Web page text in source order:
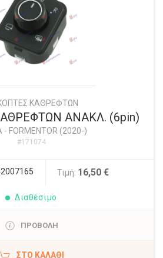
ΚΑΘΡΕΦΤΩΝ
ΑΝΑΚΛ. (6pin)
- FORMENTOR (2020-)
#171074
Τιμή: 16,50 €
Διαθέσιμο
ΠΡΟΒΟΛΗ
ΣΤΟ ΚΑΛΆΘΙ